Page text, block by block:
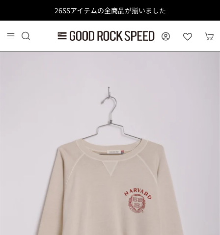
26SSアイテムの全商品が揃いました
MY PAGE カ